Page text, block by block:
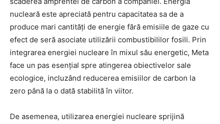
nucleară este apreciată pentru capacitatea sa de a
produce mari cantități de energie fără emisiile de gaze cu
efect de seră asociate utilizării combustibililor fosili. Prin
integrarea energiei nucleare în mixul său energetic, Meta
face un pas esențial spre atingerea obiectivelor sale
ecologice, incluzând reducerea emisiilor de carbon la
zero până la o dată stabilită în viitor.
De asemenea, utilizarea energiei nucleare sprijină